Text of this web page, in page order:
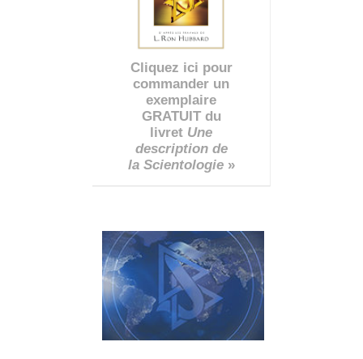
Cliquez ici pour
commander un
exemplaire
GRATUIT du
livret Une
description de
la Scientologie»